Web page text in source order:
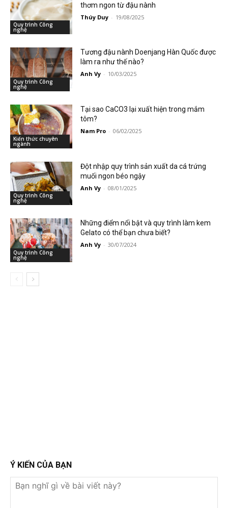
Quy trình Công
nghệ
thơm ngon từ đậu nành
Thúy Duy - 19/08/2025
Quy trình Công
nghệ
Tương đậu nành Doenjang Hàn Quốc được
làm ra như thế nào?
Anh Vy - 10/03/2025
Kiến thức chuyên
ngành
Tại sao CaCO3 lại xuất hiện trong mắm
tôm?
Nam Pro - 06/02/2025
Quy trình Công
nghệ
Đột nhập quy trình sản xuất da cá trứng
muối ngon béo ngậy
Anh Vy - 08/01/2025
Quy trình Công
nghệ
Những điểm nổi bật và quy trình làm kem
Gelato có thể bạn chưa biết?
Anh Vy - 30/07/2024
Ý KIẾN CỦA BẠN